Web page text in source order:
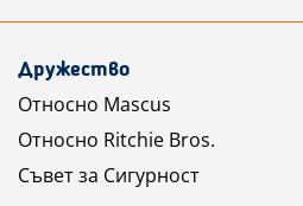
Дружество
Относно Mascus
Относно Ritchie Bros.
Съвет за Сигурност